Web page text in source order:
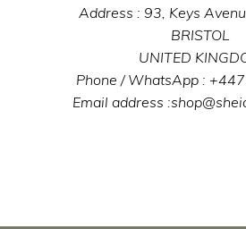
Address : 93, Keys
BRISTOL
UNITED
Phone / WhatsApp :
Email address